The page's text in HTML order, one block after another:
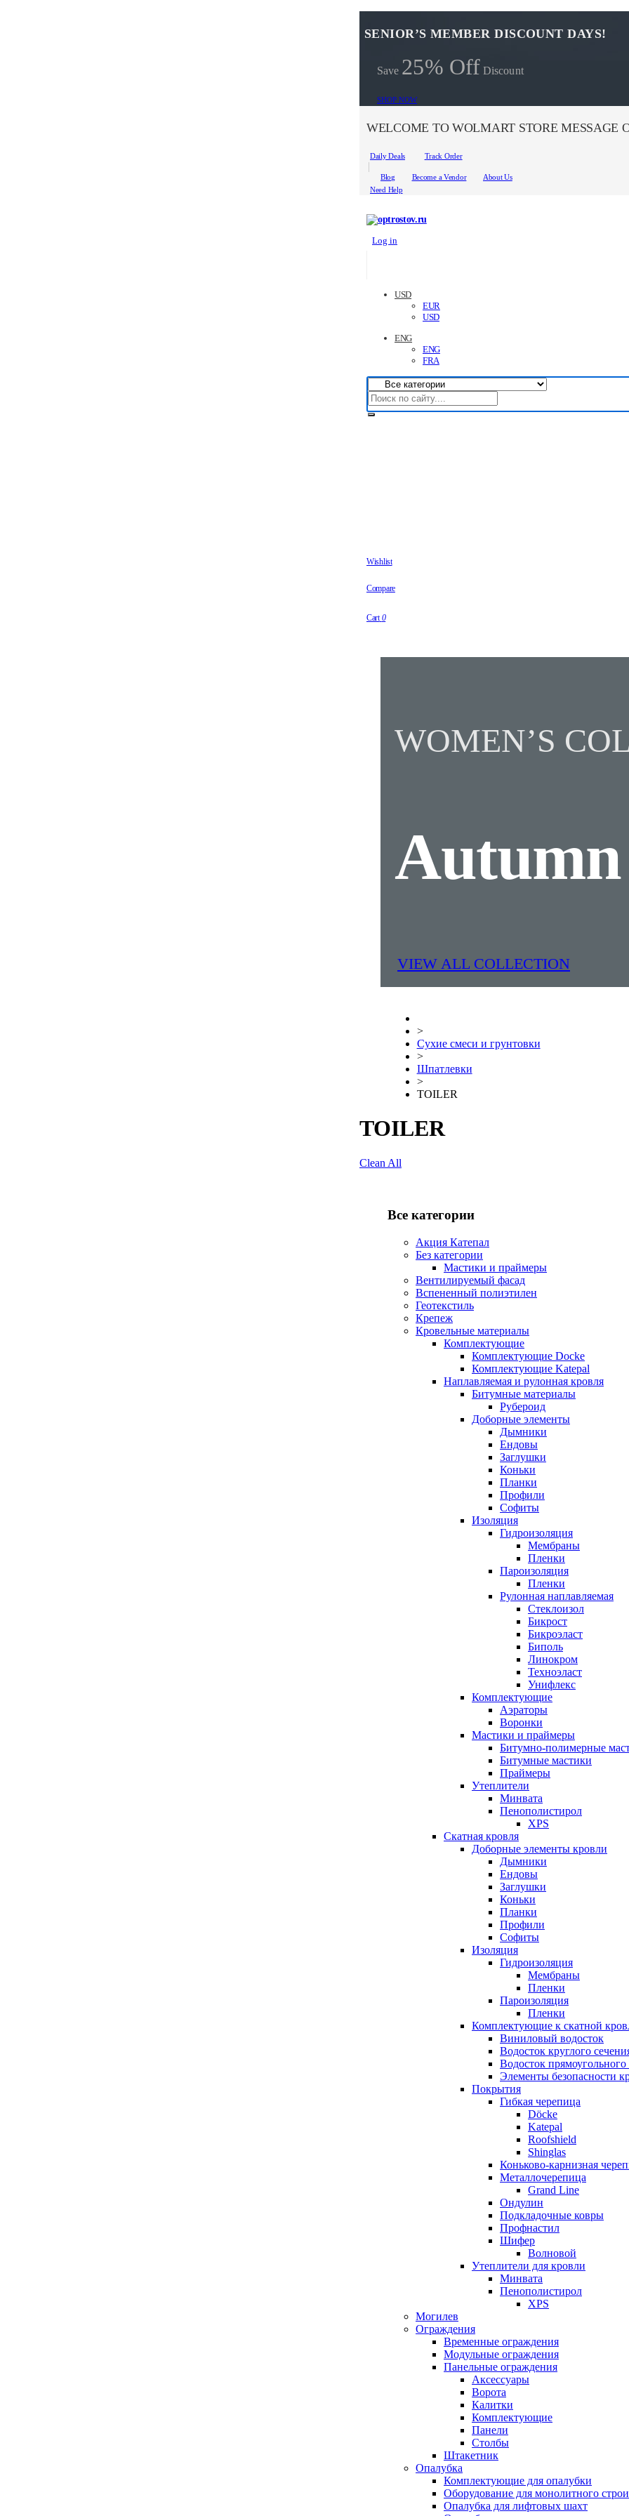
SENIOR’S MEMBER DISCOUNT DAYS!
Save 25% Off Discount
SHOP NOW
WELCOME TO WOLMART STORE MESSAGE
Daily Deals Track Order
Blog Become a Vendor
About Us
Need Help
Log in
USD
EUR
USD
ENG
ENG
FRA
Wishlist
Compare
Cart 0
WOMEN’S
VIEW ALL COLLECTION
>
Сухие смеси и грунтовки
>
Шпатлевки
>
TOILER
TOILER
Clean All
Все категории
Акция Катепал
Без категории
Мастики и праймеры
Вентилируемый фасад
Вспененный полиэтилен
Геотекстиль
Крепеж
Кровельные материалы
Комплектующие
Комплектующие Docke
Комплектующие Katepal
Наплавляемая и рулонная кровля
Битумные материалы
Рубероид
Доборные элементы
Дымники
Ендовы
Заглушки
Коньки
Планки
Профили
Софиты
Изоляция
Гидроизоляция
Мембраны
Пленки
Пароизоляция
Пленки
Рулонная наплавляемая
Cтеклоизол
Бикрост
Бикроэласт
Биполь
Линокром
Техноэласт
Унифлекс
Комплектующие
Аэраторы
Воронки
Мастики и праймеры
Битумно-полимерные
Битумные мастики
Праймеры
Утеплители
Минвата
Пенополистирол
XPS
Скатная кровля
Доборные элементы кровли
Дымники
Ендовы
Заглушки
Коньки
Планки
Профили
Софиты
Изоляция
Гидроизоляция
Мембраны
Пленки
Пароизоляция
Пленки
Комплектующие к скатной
Виниловый водосток
Водосток круглого
Водосток прямоугольного
Элементы безопасности
Покрытия
Гибкая черепица
Döcke
Katepal
Roofshield
Shinglas
Коньково-карнизная
Металлочерепица
Grand Line
Ондулин
Подкладочные ковры
Профнастил
Шифер
Волновой
Утеплители для кровли
Минвата
Пенополистирол
XPS
Могилев
Ограждения
Временные ограждения
Модульные ограждения
Панельные ограждения
Аксессуары
Ворота
Калитки
Комплектующие
Панели
Столбы
Штакетник
Опалубка
Комплектующие для опалубки
Оборудование для монолитного
Опалубка для лифтовых шахт